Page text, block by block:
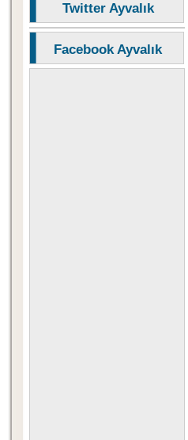
Twitter Ayvalık
Facebook Ayvalık